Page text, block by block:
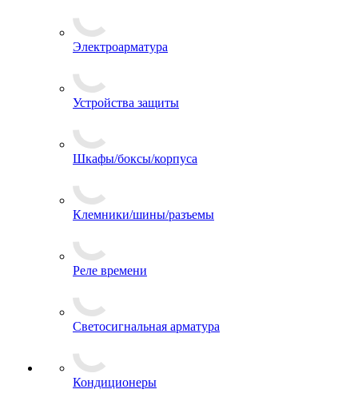
Электроарматура
Устройства защиты
Шкафы/боксы/корпуса
Клемники/шины/разъемы
Реле времени
Светосигнальная арматура
Кондиционеры